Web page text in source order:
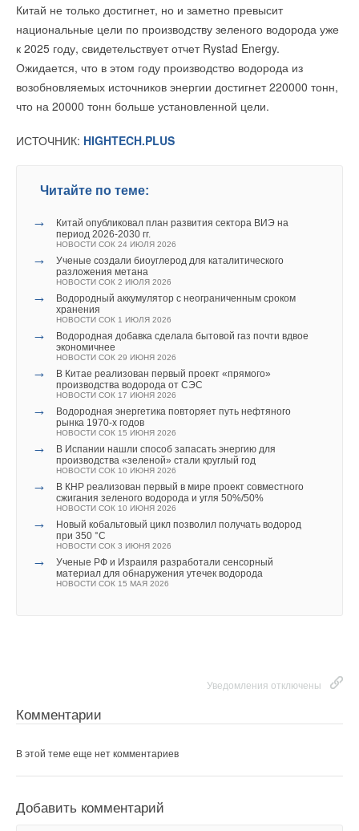
Китай не только достигнет, но и заметно превысит
национальные цели по производству зеленого водорода уже
к 2025 году, свидетельствует отчет Rystad Energy.
Ожидается, что в этом году производство водорода из
возобновляемых источников энергии достигнет 220000 тонн,
что на 20000 тонн больше установленной цели.
ИСТОЧНИК: HIGHTECH.PLUS
Читайте по теме:
→
Китай опубликовал план развития сектора ВИЭ на
период 2026-2030 гг.
НОВОСТИ СОК 24 ИЮЛЯ 2026
→
Ученые создали биоуглерод для каталитического
разложения метана
НОВОСТИ СОК 2 ИЮЛЯ 2026
→
Водородный аккумулятор с неограниченным сроком
хранения
НОВОСТИ СОК 1 ИЮЛЯ 2026
→
Водородная добавка сделала бытовой газ почти вдвое
экономичнее
НОВОСТИ СОК 29 ИЮНЯ 2026
→
В Китае реализован первый проект «прямого»
производства водорода от СЭС
НОВОСТИ СОК 17 ИЮНЯ 2026
→
Водородная энергетика повторяет путь нефтяного
рынка 1970-х годов
НОВОСТИ СОК 15 ИЮНЯ 2026
→
В Испании нашли способ запасать энергию для
производства «зеленой» стали круглый год
НОВОСТИ СОК 10 ИЮНЯ 2026
→
В КНР реализован первый в мире проект совместного
сжигания зеленого водорода и угля 50%/50%
НОВОСТИ СОК 10 ИЮНЯ 2026
→
Новый кобальтовый цикл позволил получать водород
при 350 °C
НОВОСТИ СОК 3 ИЮНЯ 2026
→
Ученые РФ и Израиля разработали сенсорный
материал для обнаружения утечек водорода
НОВОСТИ СОК 15 МАЯ 2026
Уведомления отключены
Комментарии
В этой теме еще нет комментариев
Добавить комментарий
Уведомления отключены
Добавить комментарий
Ваше имя *
Ваш E-mail *
НОВОСТИ СОК 6 АВГУСТА 2026
→
Тепловые насосы в связке с солнечной генерацией и
накопителем снижают потребление на 60%
НОВОСТИ СОК 4 АВГУСТА 2026
→
США запретили использование иностранных
НОВОСТИ СОК 31 ИЮЛЯ 2026
→
Уже через месяц в России можно будет устанавливать
→
ВИЭ обойдут уголь по выработке электроэнергии в
период 2026-2030 гг.
В Дагестане ввели вторую очередь крупнейшей в России
ветроэлектростанции
НОВОСТИ СОК 23 ИЮЛЯ 2026
LONGi вновь установила мировой рекорд
эффективности тандемных солнечных элементов —
35,5%
→
Германия подключила более 1 ГВт морской
ветроэнергетики за полгода
Комментарии
В этой теме еще нет комментариев
Добавить комментарий
Ваше имя *